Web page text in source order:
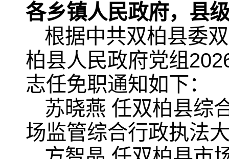
各乡镇人民政府，县
根据中共双柏县委
柏县人民政府党组
志任免职通知如下：
苏晓燕 任双柏县综
场监管综合行政执法